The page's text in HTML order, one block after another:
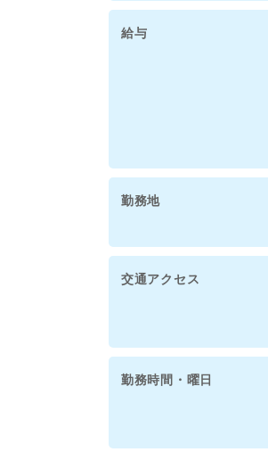
給与
勤務地
交通アクセス
勤務時間・曜日